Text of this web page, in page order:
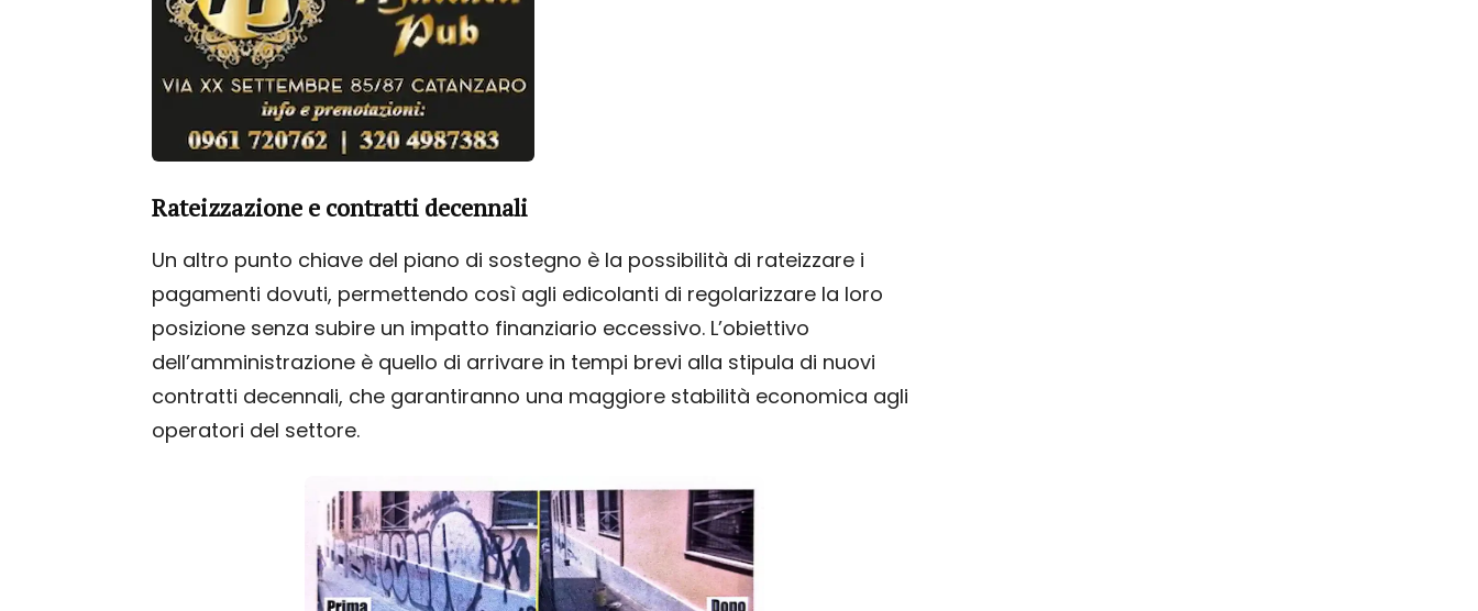
Rateizzazione e contratti decennali
Un altro punto chiave del piano di sostegno è la possibilità di rateizzare i
pagamenti dovuti, permettendo così agli edicolanti di regolarizzare la loro
posizione senza subire un impatto finanziario eccessivo. L’obiettivo
dell’amministrazione è quello di arrivare in tempi brevi alla stipula di nuovi
contratti decennali, che garantiranno una maggiore stabilità economica agli
operatori del settore.